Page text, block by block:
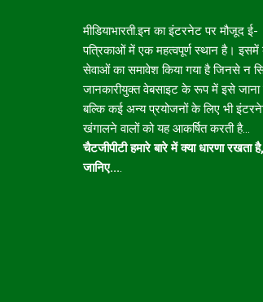
मीडियाभारती.इन का इंटरनेट पर मौजूद ई-
पत्रिकाओं में एक महत्वपूर्ण स्थान है। इसमें
सेवाओं का समावेश किया गया है जिनसे न
जानकारीयुक्त वेबसाइट के रूप में इसे जाना
बल्कि कई अन्य प्रयोजनों के लिए भी
खंगालने वालों को यह आकर्षित करती है...
चैटजीपीटी हमारे बारे में क्या धारणा रखता है,
जानिए....